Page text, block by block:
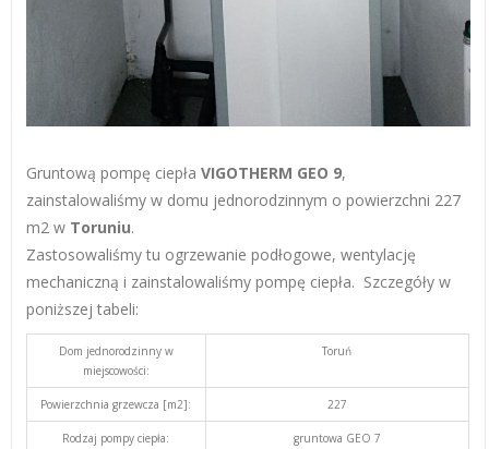
Gruntową pompę ciepła VIGOTHERM GEO 9,
zainstalowaliśmy w domu jednorodzinnym o powierzchni 227
m2 w Toruniu.
Zastosowaliśmy tu ogrzewanie podłogowe, wentylację
mechaniczną i zainstalowaliśmy pompę ciepła. Szczegóły w
poniższej tabeli:
Dom jednorodzinny w
miejscowości:
Toruń
Powierzchnia grzewcza [m2]: 227
Rodzaj pompy ciepła: gruntowa GEO 7